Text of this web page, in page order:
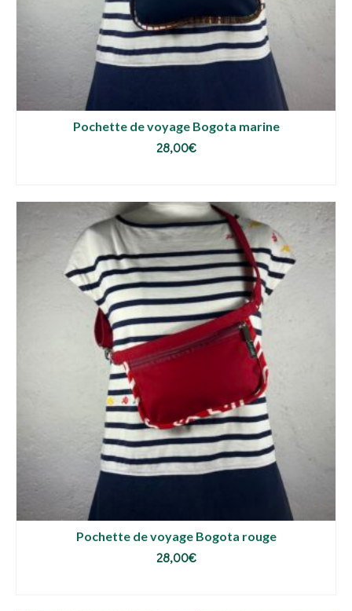
Pochette de voyage Bogota marine
28,00€
Pochette de voyage Bogota rouge
28,00€